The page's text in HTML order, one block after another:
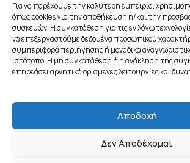
Για να παρέχουμε την καλύτερη εμπειρία,
όπως cookies για την αποθήκευση ή/και την
συσκευών. Η συγκατάθεση για τις εν λόγω
να επεξεργαστούμε δεδομένα προσωπικού
συμπεριφορά περιήγησης ή μοναδικά
ιστότοπο. Η μη συγκατάθεση ή η ανάκληση της
επηρεάσει αρνητικά ορισμένες λειτουργίες και
Αποδοχή
Δεν Αποδέχομαι
Χατζιδάκι 25,
Χαλάνδρι 152 38
+30 210